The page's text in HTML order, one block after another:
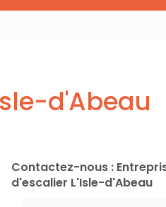
d'Abeau
Contactez-nous :
d'escalier L'Isle-d'Abeau